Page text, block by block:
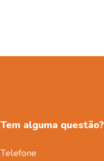
Tem alguma questão?
Telefone